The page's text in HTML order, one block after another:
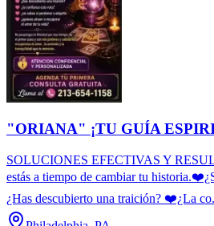
"ORIANA" ¡TU GUÍA
SOLUCIONES EFECTIVAS Y
estás a tiempo de cambiar tu
¿Has descubierto una traición? ❤️¿La